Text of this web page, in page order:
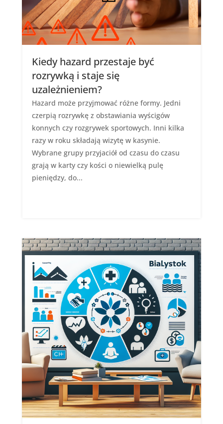
Kiedy hazard przestaje być
rozrywką i staje się
uzależnieniem?
Hazard może przyjmować różne formy. Jedni
czerpią rozrywkę z obstawiania wyścigów
konnych czy rozgrywek sportowych. Inni kilka
razy w roku składają wizytę w kasynie.
Wybrane grupy przyjaciół od czasu do czasu
grają w karty czy kości o niewielką pulę
pieniędzy, do...